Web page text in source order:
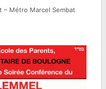
– Métro Marcel Sembat